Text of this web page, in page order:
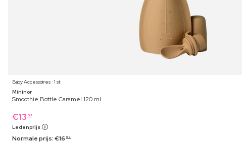
Baby Accessoires ⋅ 1 st
Mininor
Smoothie Bottle Caramel 120 ml
€13 59
Ledenprijs
Normale prijs:€16 99